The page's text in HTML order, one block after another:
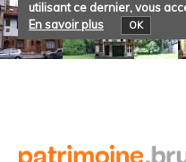
utilisant ce dernier, vous
En savoir plus
OK